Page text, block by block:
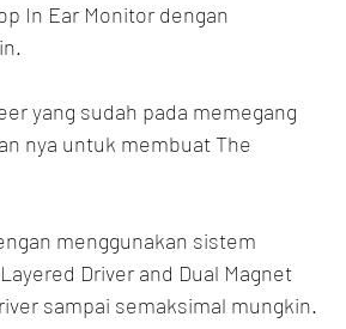
In Ear Monitor dengan
yang sudah pada memegang
nya untuk membuat The
menggunakan sistem
Driver and Dual Magnet
sampai semaksimal mungkin.